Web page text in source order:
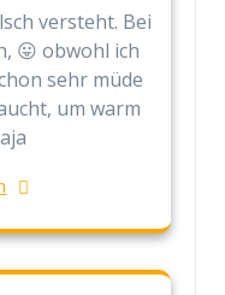
versteht. Bei
😛 obwohl ich
sehr müde
um warm